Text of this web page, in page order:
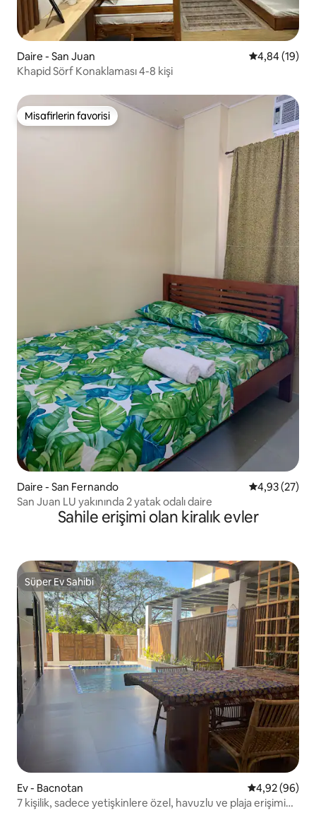
Daire - San Juan 5 üzerinden
4,84 (19)
Khapid Sörf Konaklaması 4-8 kişi
Misafirlerin favorisi
Misafirlerin favorisi
Daire - San Fernando 5 üzerinden
4,93 (27)
San Juan LU yakınında 2 yatak odalı daire
Sahile erişimi olan kiralık evler
Süper Ev Sahibi
Süper Ev Sahibi
Ev - Bacnotan 5 üzerinden
4,92 (96)
7 kişilik, sadece yetişkinlere özel, havuzlu ve plaja erişimi